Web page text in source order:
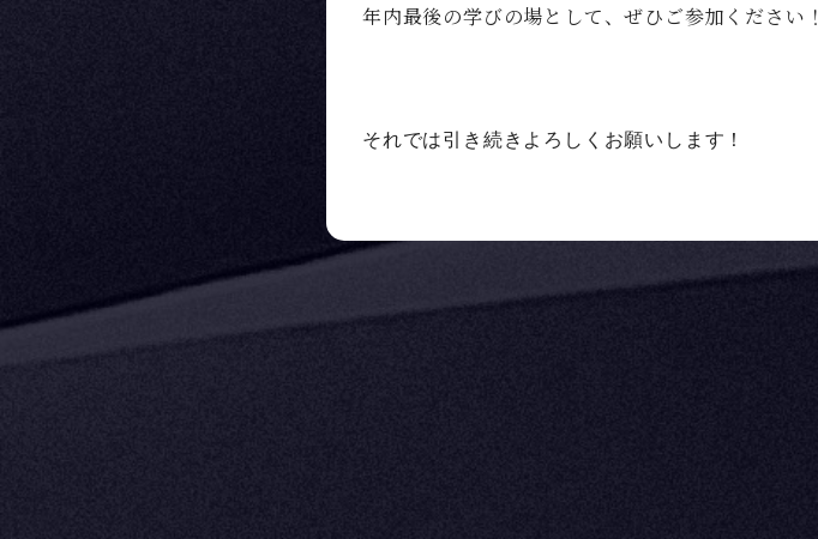
年内最後の学びの場として、ぜひご参加ください！
それでは引き続きよろしくお願いします！